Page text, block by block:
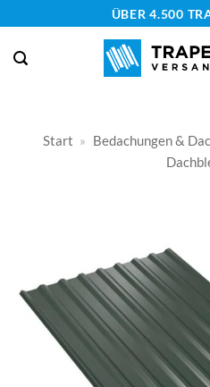
springen
ÜBER 4.500
Start » Bedachungen &